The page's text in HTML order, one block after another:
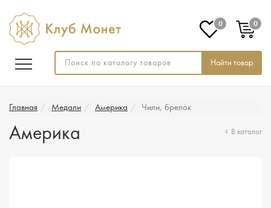
Найти товар
0 0
Главная Медали Америка Чили, брелок
Америка В каталог